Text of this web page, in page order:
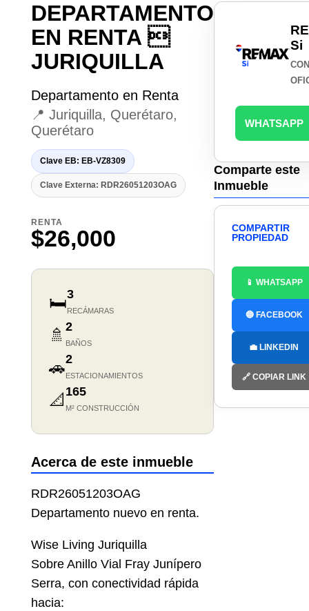
DEPARTAMENTO
EN RENTA 
JURIQUILLA
Departamento en Renta
📍 Juriquilla, Querétaro,
Querétaro
Clave EB: EB-VZ8309
Clave Externa: RDR26051203OAG
RENTA
$26,000
🛏️3
RECÁMARAS
🚿 2
BAÑOS
🚗2
ESTACIONAMIENTOS
📐 165
M² CONSTRUCCIÓN
Acerca de este inmueble
RDR26051203OAG
Departamento nuevo en renta.
Wise Living Juriquilla
Sobre Anillo Vial Fray Junípero
Serra, con conectividad rápida
hacia:
Si
WHATSAPP
Comparte este
Inmueble
COMPARTIR
PROPIEDAD
📱 WHATSAPP
🔵 FACEBOOK
💼 LINKEDIN
🔗 COPIAR LINK